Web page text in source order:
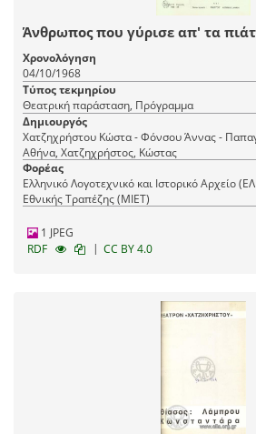
Άνθρωπος που γύρισε απ' τα
Χρονολόγηση
04/10/1968
Τύπος τεκμηρίου
Θεατρική παράσταση, Πρόγραμμα
Δημιουργός
Χατζηχρήστου Κώστα - Φόνσου Άννας -
Αθήνα, Χατζηχρήστος, Κώστας
Φορέας
Ελληνικό Λογοτεχνικό και Ιστορικό Αρχείο
Εθνικής Τραπέζης (ΜΙΕΤ)
1 JPEG
RDF
| CC BY 4.0